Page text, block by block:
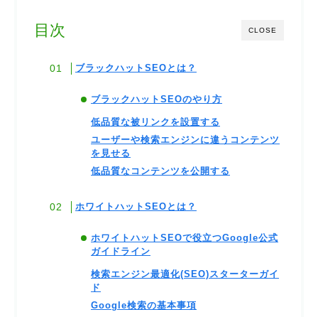
CLOSE
目次
ブラックハットSEOとは？
ブラックハットSEOのやり方
低品質な被リンクを設置する
ユーザーや検索エンジンに違うコンテンツ
を見せる
低品質なコンテンツを公開する
ホワイトハットSEOとは？
ホワイトハットSEOで役立つGoogle公式
ガイドライン
検索エンジン最適化(SEO)スターターガイ
ド
Google検索の基本事項